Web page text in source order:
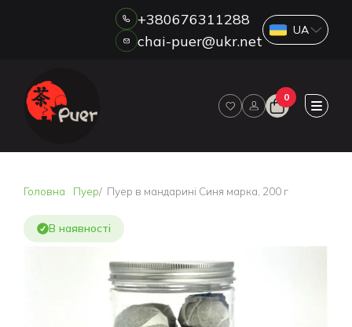
ДРОП
ОПЛАТА ТА ДОСТАВКА
АКЦІЇ
ВІДГУКИ
КОНТАКТИ
+380676311288
chai-puer@ukr.net
0
Головна Пуер Пуер в мандарині Синя марка, 200 г
В наявності